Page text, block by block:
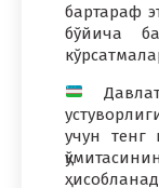
бартараф
бўйича
учун тенг